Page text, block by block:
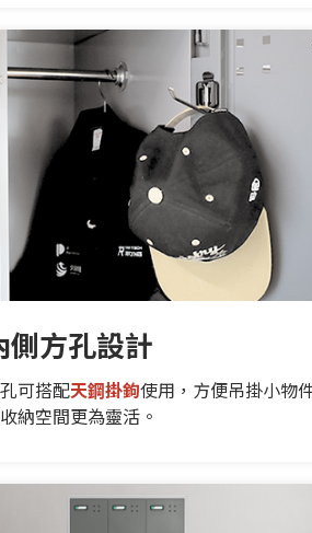
側方孔設計
可搭配天鋼掛鉤使用，方便吊掛小物
納空間更為靈活。